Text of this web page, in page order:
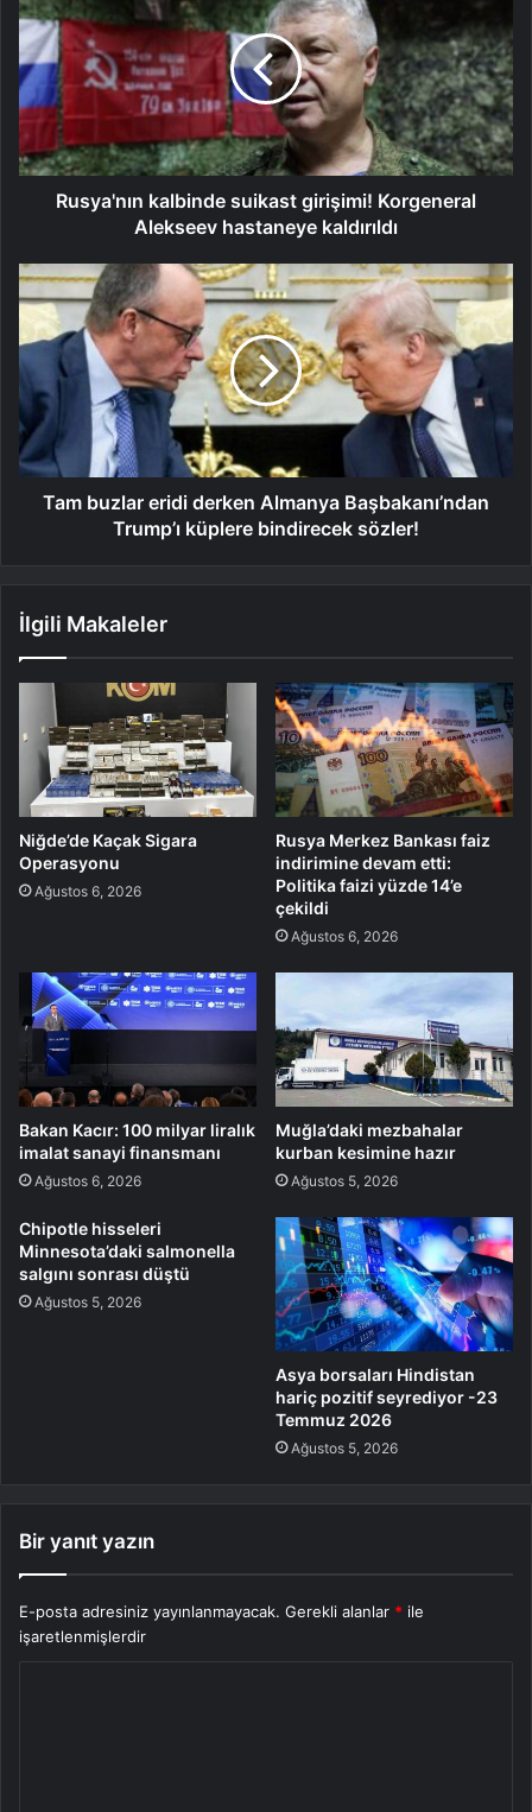
Rusya'nın kalbinde suikast girişimi! Korgeneral
Alekseev hastaneye kaldırıldı
Tam buzlar eridi derken Almanya Başbakanı’ndan
Trump’ı küplere bindirecek sözler!
İlgili Makaleler
Niğde’de Kaçak Sigara
Operasyonu
Ağustos 6, 2026
Rusya Merkez Bankası faiz
indirimine devam etti:
Politika faizi yüzde 14’e
çekildi
Ağustos 6, 2026
Bakan Kacır: 100 milyar liralık
imalat sanayi finansmanı
Ağustos 6, 2026
Muğla’daki mezbahalar
kurban kesimine hazır
Ağustos 5, 2026
Chipotle hisseleri
Minnesota’daki salmonella
salgını sonrası düştü
Ağustos 5, 2026
Asya borsaları Hindistan
hariç pozitif seyrediyor -23
Temmuz 2026
Ağustos 5, 2026
Bir yanıt yazın
E-posta adresiniz yayınlanmayacak. Gerekli alanlar * ile
işaretlenmişlerdir